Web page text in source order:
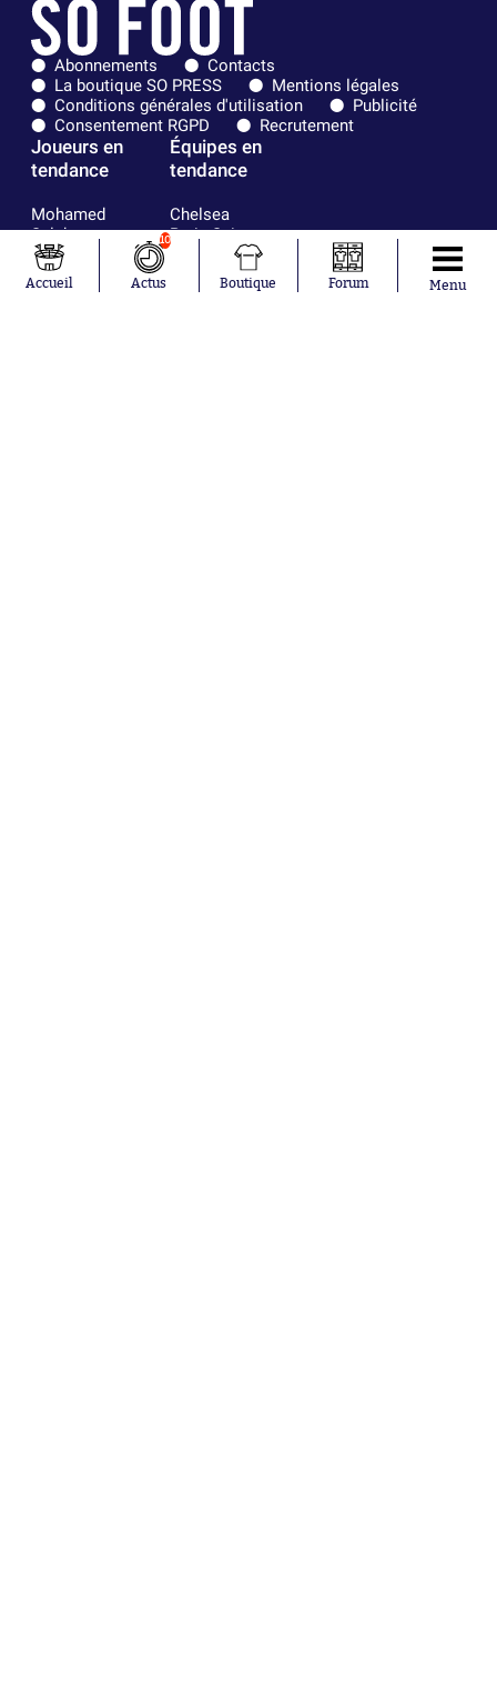
Abonnements
Contacts
La boutique SO PRESS
Mentions légales
Conditions générales d'utilisation
Publicité
Consentement RGPD
Recrutement
Joueurs en
tendance
Mohamed
Salah
Mykhailo
Mudryk
Neymar
Équipes en
tendance
Chelsea
Paris Saint-
Bordeaux
Olympique
Accueil
10
Actus Boutique Forum Menu